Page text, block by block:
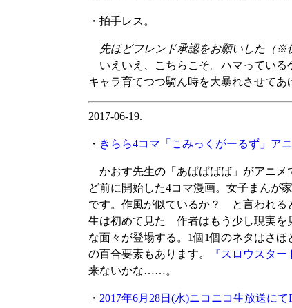
・拍手レス。
先ほどフレンド承認をお願いした（※
いえいえ、こちらこそ。ハマっている
キャラ育てつつ騎ん時を大暴れさせて
2017-06-19.
・ きらら4コマ「こみっくがーるず」ア
かおす先生の「あばばばば」がアニメ
ど前に開始した4コマ漫画。女子まんが
です。作風が似ているか？ と言われる
生は初めて見た 作者はもう少し現実を
な面々が登場する。1個1個のネタはさ
の百合要素もあります。
『スロウスター
来ないかな……。
・ 2017年6月28日(水)ニコニコ生放送にて